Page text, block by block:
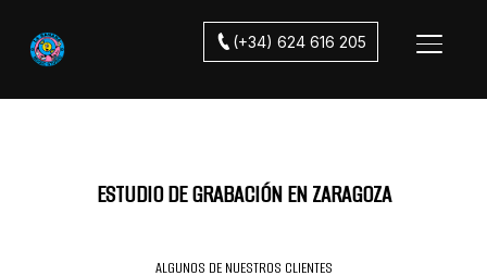
(+34) 624 616 205
ESTUDIO DE GRABACIÓN EN ZARAGOZA
ALGUNOS DE NUESTROS CLIENTES